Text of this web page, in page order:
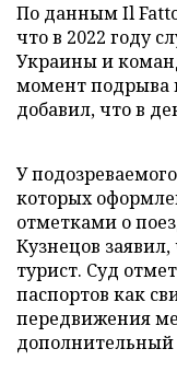
По данным Il
что в 2022 году
Украины и
момент подрыва
добавил, что в
У
которых
отметками о
Кузнецов
турист. Суд
паспортов как
передвижения
дополнительный